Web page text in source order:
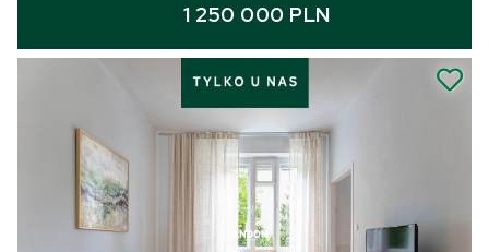
1 250 000 PLN